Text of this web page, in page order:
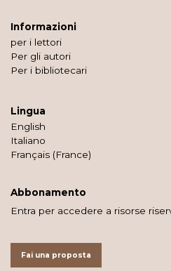
Informazioni
per i lettori
Per gli autori
Per i bibliotecari
Lingua
English
Italiano
Français (France)
Abbonamento
Entra per accedere a risorse
Fai una proposta